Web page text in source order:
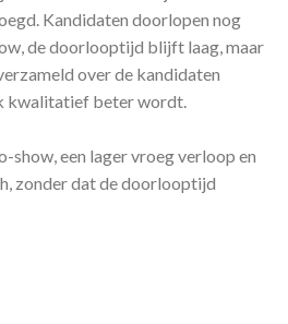
Kandidaten doorlopen nog
de doorlooptijd blijft laag, maar
over de kandidaten
kwalitatief beter wordt.
show, een lager vroeg verloop en
zonder dat de doorlooptijd